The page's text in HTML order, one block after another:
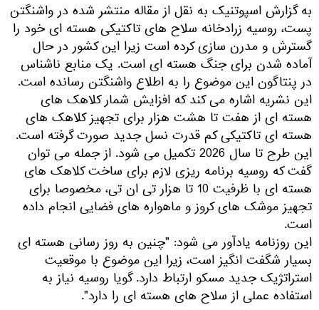
به گزارش اسپوتنیک به نقل از مقاله منتشر شده در واشنگتن
پست، روسیه زرادخانه سلاح های تاکتیکی هسته ای خود را
گسترش و مدرن سازی کرده است زیرا این کشور در حال
آماده شدن برای جنگ هسته ای است. یک منابع ناشناس
در پنتاگون این موضوع را به اطلاع واشنگتن رسانده است.
این نشریه اشاره می کند که افزایش شمار کلاهک های
هسته ای از هفت تا هشت هزار برای تجهیز کلاهک های
هسته ای تاکتیکی کم قدرت نسل جدید صورت گرفته است.
این طرح تا سال 2026 تکمیل می شود. از جمله می توان
گفت که روسیه برنامه ریزی لازم برای ساخت کلاهک های
هسته ای با ظرفیت 10 تا هزار تی ان تی، مخصوصا برای
تجهیز موشک های کروز و ماهواره های فضایی انجام داده
است.
این روزنامه یادآور می شود: "چنین به روز رسانی هسته ای
بسیار شگفت انگیز است، زیرا این موضوع با موقعیت
استراتژیک جدید مسکو ارتباط دارد. گویا روسیه نیاز به
استفاده عملی از سلاح های هسته ای را دارد".